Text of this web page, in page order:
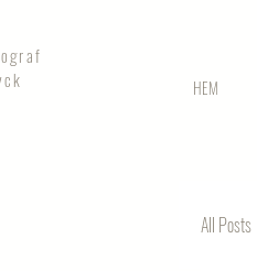
HEM
All Posts